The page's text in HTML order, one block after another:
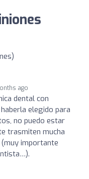
ago
dental con
elegido para
no puedo estar
trasmiten mucha
importante